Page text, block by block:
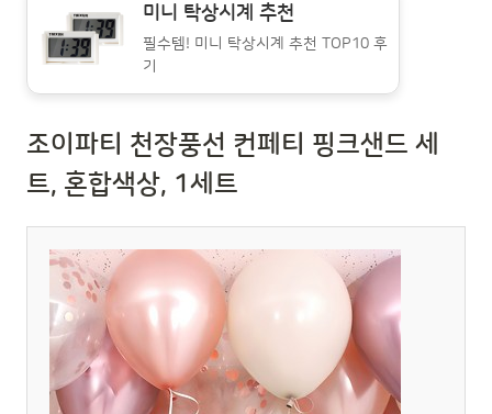
미니 탁상시계 추천
필수템! 미니 탁상시계 추천 TOP10 후
기
조이파티 천장풍선 컨페티 핑크샌드 세
트, 혼합색상, 1세트